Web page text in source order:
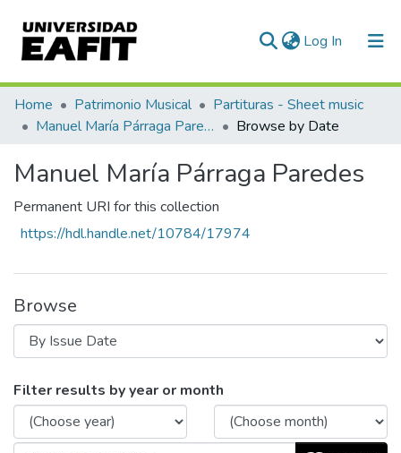
Log In (current)
Communities & Collections
All of DSpace
Home Patrimonio Musical
Partituras - Sheet music
Manuel María Párraga Paredes
Browse by Date
Manuel María Párraga Paredes
Permanent URI for this collection
https://hdl.handle.net/10784/17974
Browse
Browsing Manuel María Párraga
Filter results by year or month